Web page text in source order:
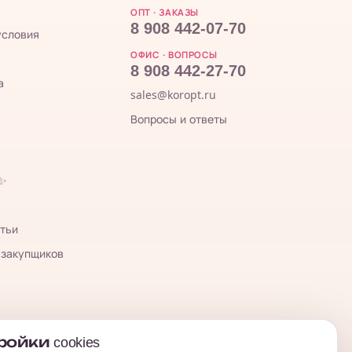
ОПТ · ЗАКАЗЫ
8 908 442-07-70
ОФИС · ВОПРОСЫ
8 908 442-27-70
sales@koropt.ru
Вопросы и ответы
cookies